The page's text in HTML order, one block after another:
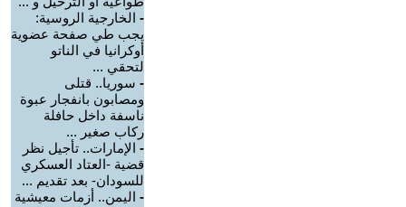
- الخارجية الروسية:
يجب طي صفحة عضوية
أوكرانيا في الناتو
لتحقي ...
- سوريا.. قتلى
ومصابون بانفجار عبوة
ناسفة داخل حافلة
ركاب صغير ...
- الإمارات.. تأجيل نظر
قضية -العتاد العسكري
للسودان- بعد تقديم ...
- اليمن.. أزمات معيشية